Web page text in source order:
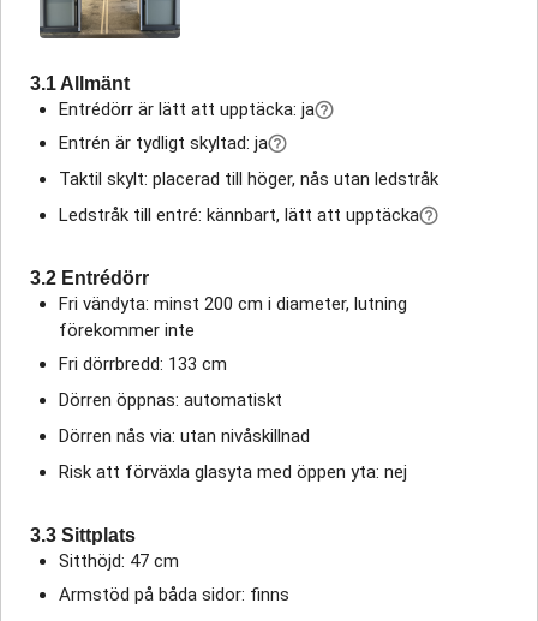
3.1 Allmänt
Entrédörr är lätt att upptäcka: ja
Entrén är tydligt skyltad: ja
Taktil skylt: placerad till höger, nås utan ledstråk
Ledstråk till entré: kännbart, lätt att upptäcka
3.2 Entrédörr
Fri vändyta: minst 200 cm i diameter, lutning
förekommer inte
Fri dörrbredd: 133 cm
Dörren öppnas: automatiskt
Dörren nås via: utan nivåskillnad
Risk att förväxla glasyta med öppen yta: nej
3.3 Sittplats
Sitthöjd: 47 cm
Armstöd på båda sidor: finns